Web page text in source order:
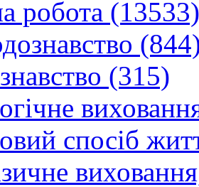
робота (13533)
(315)
спосіб